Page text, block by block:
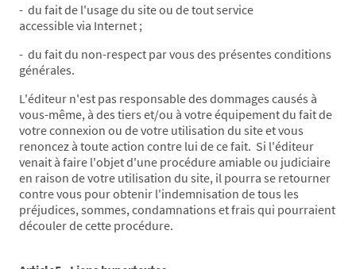
- du fait de l'usage du site ou de tout service
accessible via Internet ;
- du fait du non-respect par vous des présentes conditions
générales.
L'éditeur n'est pas responsable des dommages causés à
vous-même, à des tiers et/ou à votre équipement du fait de
votre connexion ou de votre utilisation du site et vous
renoncez à toute action contre lui de ce fait. Si l'éditeur
venait à faire l'objet d'une procédure amiable ou judiciaire
en raison de votre utilisation du site, il pourra se retourner
contre vous pour obtenir l'indemnisation de tous les
préjudices, sommes, condamnations et frais qui pourraient
découler de cette procédure.